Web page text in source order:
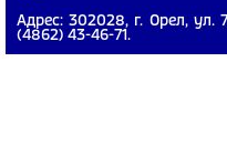
Адрес: 302028, г. Орел, ул.
(4862) 43-46-71.